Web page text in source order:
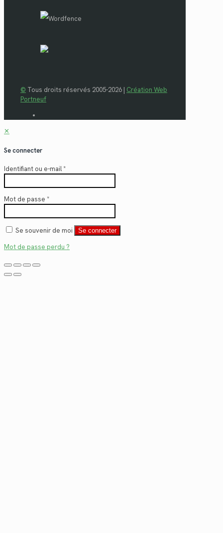
© Tous droits réservés 2005-2026 | Création Web
Portneuf
✕
Se connecter
Identifiant ou e-mail*
Mot de passe *
Se souvenir de moi Se connecter
Mot de passe perdu ?